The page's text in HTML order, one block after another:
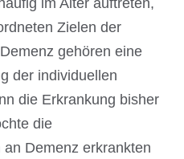
im Alter auftreten,
Zielen der
gehören eine
der individuellen
die Erkrankung bisher
die
Demenz erkrankten